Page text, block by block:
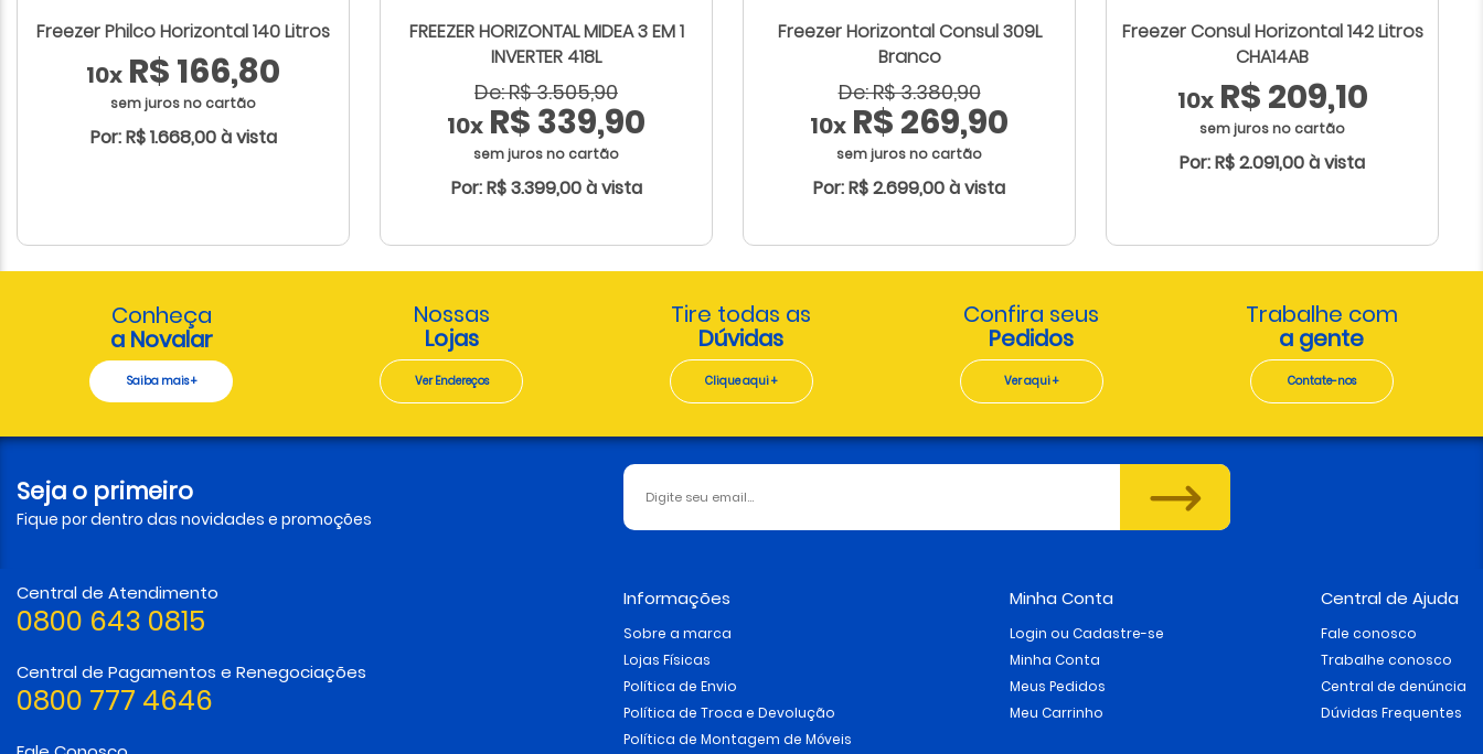
Freezer Philco Horizontal 140 Litros
10x R$ 166,80
sem juros no cartão
Por: R$ 1.668,00 à vista
FREEZER HORIZONTAL MIDEA 3 EM 1
INVERTER 418L
De: R$ 3.505,90
10x R$ 339,90
sem juros no cartão
Por: R$ 3.399,00 à vista
Freezer Horizontal Consul 309L
Branco
De: R$ 3.380,90
10x R$ 269,90
sem juros no cartão
Por: R$ 2.699,00 à vista
Freezer Consul Horizontal 142 Litros
CHA14AB
10x R$ 209,10
sem juros no cartão
Por: R$ 2.091,00 à vista
Conheça
a Novalar
Saiba mais +
Nossas
Lojas
Ver Endereços
Tire todas as
Dúvidas
Clique aqui +
Confira seus
Pedidos
Ver aqui +
Trabalhe com
a gente
Contate-nos
Seja o primeiro
Fique por dentro das novidades e promoções
Central de Atendimento
0800 643 0815
Central de Pagamentos e Renegociações
0800 777 4646
Informações
Sobre a marca
Lojas Físicas
Política de Envio
Política de Troca e Devolução
Política de Montagem de Móveis
Minha Conta
Login ou Cadastre-se
Minha Conta
Meus Pedidos
Meu Carrinho
Central de Ajuda
Fale conosco
Trabalhe conosco
Central de denúncia
Dúvidas Frequentes